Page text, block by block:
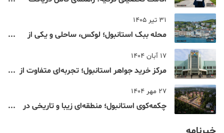
ثبت نظر
پست های اخیر
اقامت تحصیلی ترکیه؛ راهنمای کامل دریافت
اقامت دانشجویی ترکیه در سال ۲۰۲۶
محله ببک استانبول؛ لوکس، ساحلی و یکی از